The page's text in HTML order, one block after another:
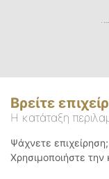
Βρείτε
Η κατάταξη
Ψάχνετε
Χρησιμοποιήστε